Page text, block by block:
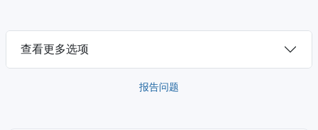
查看更多选项
报告问题